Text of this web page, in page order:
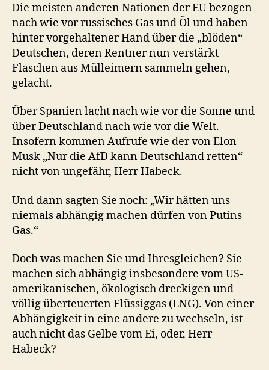
Die meisten anderen Nationen der EU bezogen
nach wie vor russisches Gas und Öl und haben
hinter vorgehaltener Hand über die „blöden“
Deutschen, deren Rentner nun verstärkt
Flaschen aus Mülleimern sammeln gehen,
gelacht.
Über Spanien lacht nach wie vor die Sonne und
über Deutschland nach wie vor die Welt.
Insofern kommen Aufrufe wie der von Elon
Musk „Nur die AfD kann Deutschland retten“
nicht von ungefähr, Herr Habeck.
Und dann sagten Sie noch: „Wir hätten uns
niemals abhängig machen dürfen von Putins
Gas.“
Doch was machen Sie und Ihresgleichen? Sie
machen sich abhängig insbesondere vom US-
amerikanischen, ökologisch dreckigen und
völlig überteuerten Flüssiggas (LNG). Von einer
Abhängigkeit in eine andere zu wechseln, ist
auch nicht das Gelbe vom Ei, oder, Herr
Habeck?